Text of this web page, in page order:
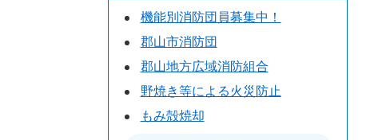
機能別消防団員募集中！
郡山市消防団
郡山地方広域消防組合
野焼き等による火災防止
もみ殻焼却